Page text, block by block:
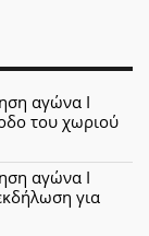
αγώνα Ι
του χωριού
αγώνα Ι
για